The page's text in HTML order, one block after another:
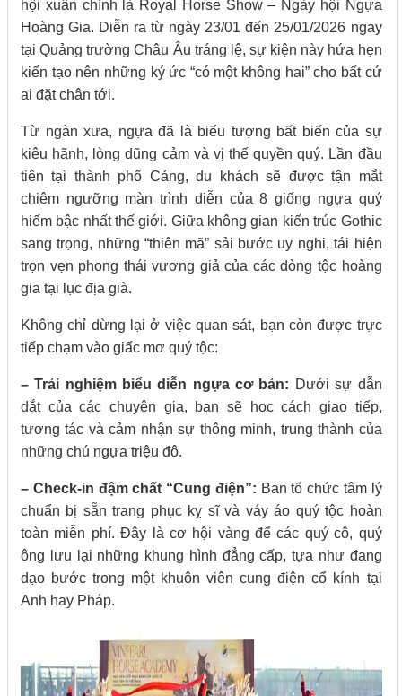
hội xuân chính là Royal Horse Show – Ngày hội Ngựa
Hoàng Gia. Diễn ra từ ngày 23/01 đến 25/01/2026 ngay
tại Quảng trường Châu Âu tráng lệ, sự kiện này hứa hẹn
kiến tạo nên những ký ức “có một không hai” cho bất cứ
ai đặt chân tới.
Từ ngàn xưa, ngựa đã là biểu tượng bất biến của sự
kiêu hãnh, lòng dũng cảm và vị thế quyền quý. Lần đầu
tiên tại thành phố Cảng, du khách sẽ được tận mắt
chiêm ngưỡng màn trình diễn của 8 giống ngựa quý
hiếm bậc nhất thế giới. Giữa không gian kiến trúc Gothic
sang trọng, những “thiên mã” sải bước uy nghi, tái hiện
trọn vẹn phong thái vương giả của các dòng tộc hoàng
gia tại lục địa già.
Không chỉ dừng lại ở việc quan sát, bạn còn được trực
tiếp chạm vào giấc mơ quý tộc:
– Trải nghiệm biểu diễn ngựa cơ bản: Dưới sự dẫn
dắt của các chuyên gia, bạn sẽ học cách giao tiếp,
tương tác và cảm nhận sự thông minh, trung thành của
những chú ngựa triệu đô.
– Check-in đậm chất “Cung điện”: Ban tổ chức tâm lý
chuẩn bị sẵn trang phục kỵ sĩ và váy áo quý tộc hoàn
toàn miễn phí. Đây là cơ hội vàng để các quý cô, quý
ông lưu lại những khung hình đẳng cấp, tựa như đang
dạo bước trong một khuôn viên cung điện cổ kính tại
Anh hay Pháp.